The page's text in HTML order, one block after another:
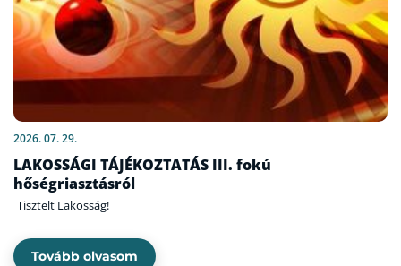
2026. 07. 29.
LAKOSSÁGI TÁJÉKOZTATÁS III. fokú
hőségriasztásról
Tisztelt Lakosság!
Tovább olvasom